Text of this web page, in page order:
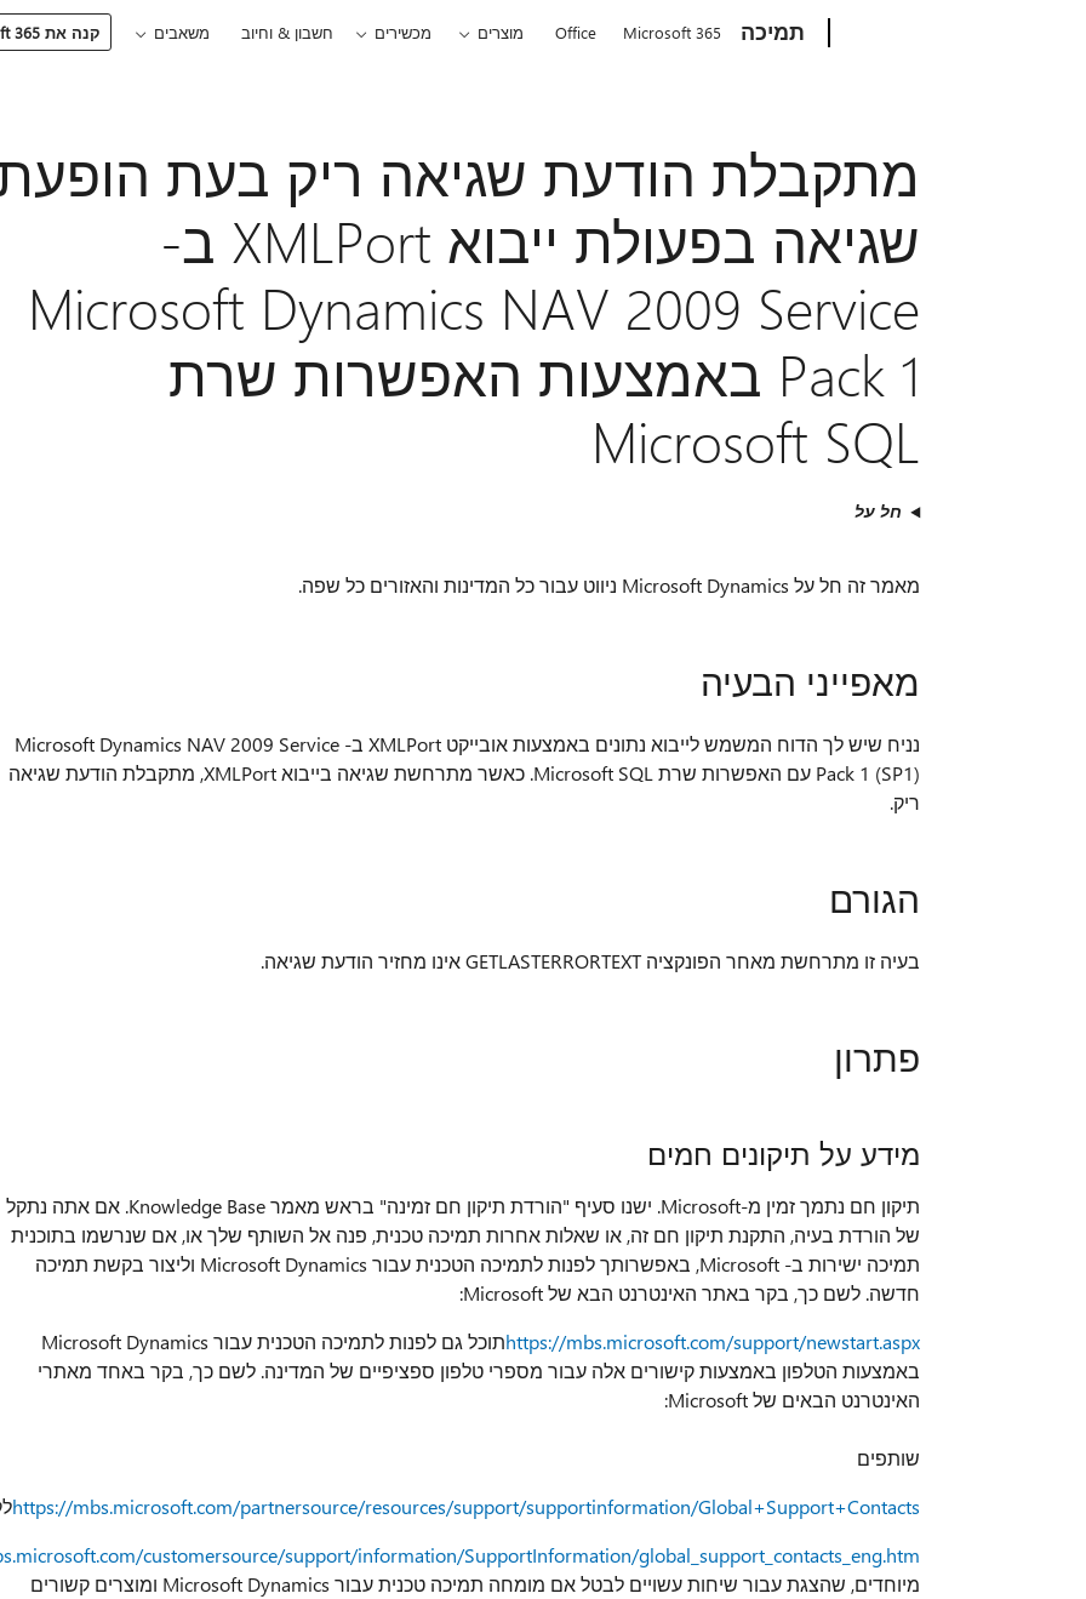
תמיכה Microsoft 365
Office מוצרים מכשירים חשבון & וחיוב משאבים קנה את Microsoft 365
מתקבלת הודעת שגיאה ריק בעת
שגיאה בפעולת ייבוא XMLPort ב-
Microsoft Dynamics NAV 2009 Service
Pack 1 באמצעות האפשרות שרת
Microsoft SQL
חל על
מאמר זה חל על Microsoft Dynamics ניווט עבור כל המדינות והאזורים כל שפה.
מאפייני הבעיה
נניח שיש לך הדוח המשמש לייבוא נתונים באמצעות אובייקט XMLPort ב- Microsoft Dynamics NAV 2009 Service
Pack 1 (SP1) עם האפשרות שרת Microsoft SQL. כאשר מתרחשת שגיאה בייבוא XMLPort, מתקבלת הודעת שגיאה
ריק.
הגורם
בעיה זו מתרחשת מאחר הפונקציה GETLASTERRORTEXT אינו מחזיר הודעת שגיאה.
פתרון
מידע על תיקונים חמים
תיקון חם נתמך זמין מ-Microsoft. ישנו סעיף "הורדת תיקון חם זמינה" בראש מאמר Knowledge Base. אם אתה נתקל
של הורדת בעיה, התקנת תיקון חם זה, או שאלות אחרות תמיכה טכנית, פנה אל השותף שלך או, אם שנרשמו בתוכנית
תמיכה ישירות ב- Microsoft, באפשרותך לפנות לתמיכה הטכנית עבור Microsoft Dynamics וליצור בקשת תמיכה
חדשה. לשם כך, בקר באתר האינטרנט הבא של Microsoft:
https://mbs.microsoft.com/support/newstart.aspx
תוכל גם לפנות לתמיכה הטכנית עבור Microsoft Dynamics
באמצעות הטלפון באמצעות קישורים אלה עבור מספרי טלפון ספציפיים של המדינה. לשם כך, בקר באחד מאתרי
האינטרנט הבאים של Microsoft:
שותפים
https://mbs.microsoft.com/partnersource/resources/support/supportinformation/Global+Support+Contacts
customersource/support/information/SupportInformation/global_support_contacts_eng.htm
מיוחדים, שהצגת עבור שיחות עשויים לבטל אם מומחה תמיכה טכנית עבור Microsoft Dynamics ומוצרים קשורים